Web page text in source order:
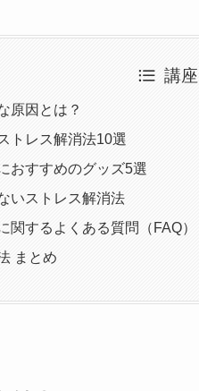
講
原因とは？
トレス解消法10選
おすすめのグッズ5選
いストレス解消法
関するよくある質問（FAQ）
まとめ